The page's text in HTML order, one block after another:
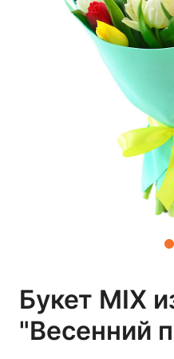
Букет MIX
"Весенний